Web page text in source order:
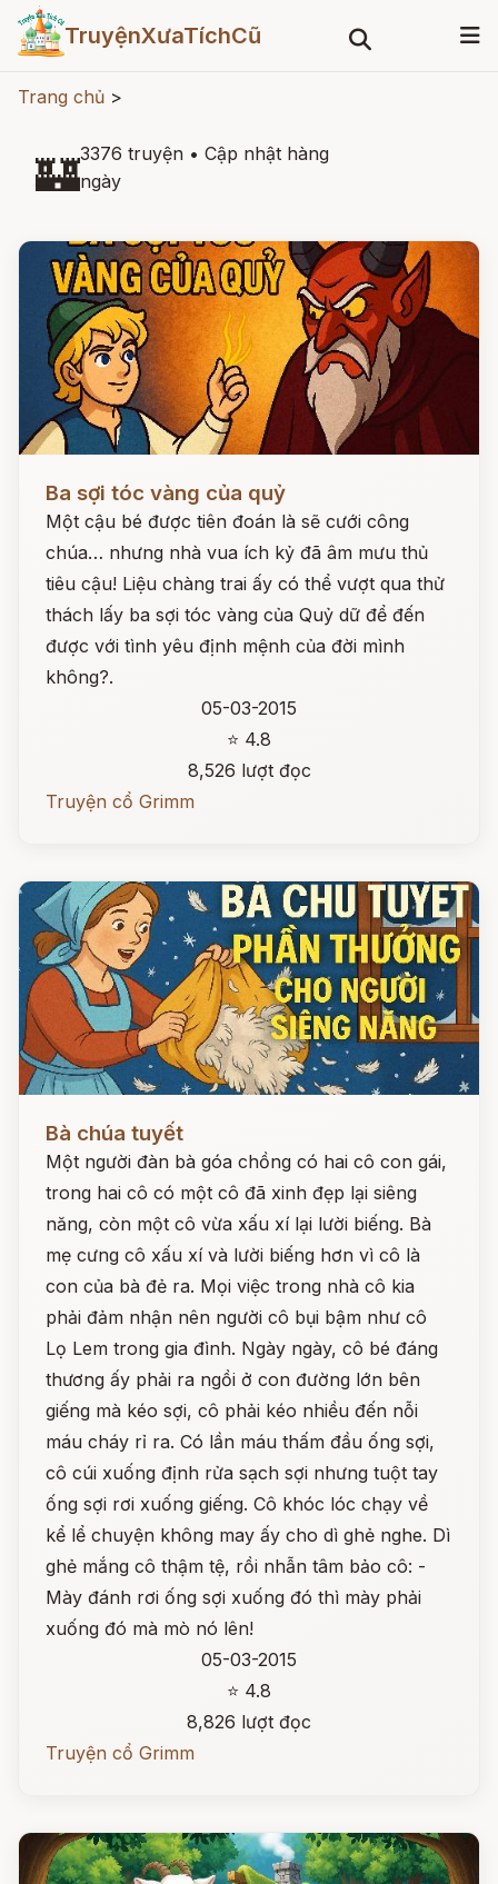
TruyệnXưaTíchCũ
Trang chủ >
🏰3376 truyện • Cập nhật hàng
ngày
Ba sợi tóc vàng của quỷ
Một cậu bé được tiên đoán là sẽ cưới công
chúa… nhưng nhà vua ích kỷ đã âm mưu thủ
tiêu cậu! Liệu chàng trai ấy có thể vượt qua thử
thách lấy ba sợi tóc vàng của Quỷ dữ để đến
được với tình yêu định mệnh của đời mình
không?.
05-03-2015
⭐ 4.8
8,526 lượt đọc
Truyện cổ Grimm
Bà chúa tuyết
Một người đàn bà góa chồng có hai cô con gái,
trong hai cô có một cô đã xinh đẹp lại siêng
năng, còn một cô vừa xấu xí lại lười biếng. Bà
mẹ cưng cô xấu xí và lười biếng hơn vì cô là
con của bà đẻ ra. Mọi việc trong nhà cô kia
phải đảm nhận nên người cô bụi bậm như cô
Lọ Lem trong gia đình. Ngày ngày, cô bé đáng
thương ấy phải ra ngồi ở con đường lớn bên
giếng mà kéo sợi, cô phải kéo nhiều đến nỗi
máu cháy rỉ ra. Có lần máu thấm đầu ống sợi,
cô cúi xuống định rửa sạch sợi nhưng tuột tay
ống sợi rơi xuống giếng. Cô khóc lóc chạy về
kể lể chuyện không may ấy cho dì ghẻ nghe. Dì
ghẻ mắng cô thậm tệ, rồi nhẫn tâm bảo cô: -
Mày đánh rơi ống sợi xuống đó thì mày phải
xuống đó mà mò nó lên!
05-03-2015
⭐ 4.8
8,826 lượt đọc
Truyện cổ Grimm